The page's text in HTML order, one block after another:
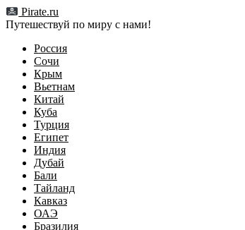
Перейти
к
Pirate.ru
Путешествуй по миру с нами!
Россия
Сочи
Крым
Вьетнам
Китай
Куба
Турция
Египет
Индия
Дубай
Бали
Тайланд
Кавказ
ОАЭ
Бразилия